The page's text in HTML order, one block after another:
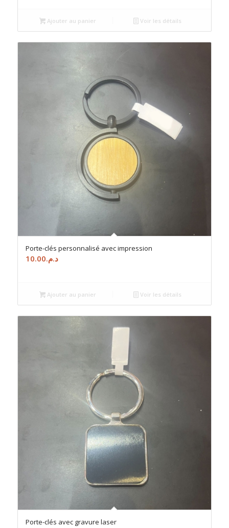
était :
د.م.10.00.
د.م.9.00.
Ajouter au panier Voir les détails
Porte-clés personnalisé avec impression
د.م.10.00
Ajouter au panier Voir les détails
Porte-clés avec gravure laser